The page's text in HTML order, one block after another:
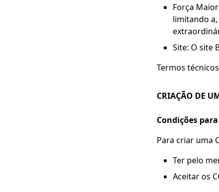
Força
limitando
Site: O site
Termos
CRIAÇÃO DE
Condições
Para criar uma
Ter pelo
Aceitar os